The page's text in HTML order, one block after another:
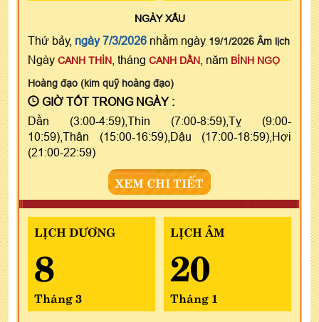
NGÀYXẤU
Thứ bảy, ngày 7/3/2026 nhằm ngày 19/1/2026 Âm lịch
Ngày CANH THÌN , tháng CANH DẦN , năm BÍNH NGỌ
Hoàng đạo (kim quỹ hoàng đạo)
GIỜ TỐT TRONG NGÀY :
Dần (3:00-4:59),Thìn (7:00-8:59),Tỵ (9:00-
10:59),Thân (15:00-16:59),Dậu (17:00-18:59),Hợi
(21:00-22:59)
XEM CHI TIẾT
LỊCH DƯƠNG
8
Tháng 3
LỊCH ÂM
20
Tháng 1